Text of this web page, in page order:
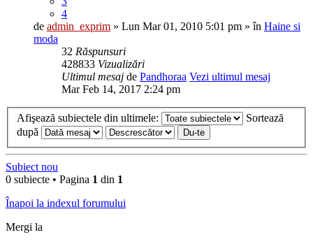
4
de admin_exprim » Lun Mar 01, 2010 5:01 pm » în Haine si
moda
32 Răspunsuri
428833 Vizualizări
Ultimul mesaj de Pandhoraa Vezi ultimul mesaj
Mar Feb 14, 2017 2:24 pm
Afişează subiectele din ultimele:
Sortează
după
Subiect nou
0 subiecte • Pagina 1 din 1
Înapoi la indexul forumului
Mergi la